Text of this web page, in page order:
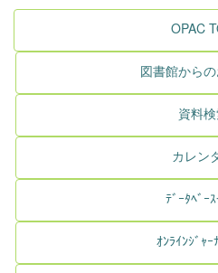
OPAC
図書館から
資料
カレン
ﾃﾞｰﾀﾍﾞｰ
ｵﾝﾗｲﾝｼﾞｬ